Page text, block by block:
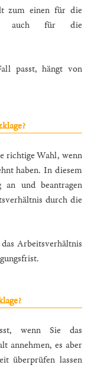
zum einen für die
auch für die
passt, hängt von
richtige Wahl, wenn
haben. In diesem
und beantragen
durch die
Arbeitsverhältnis
wenn Sie das
annehmen, es aber
überprüfen lassen